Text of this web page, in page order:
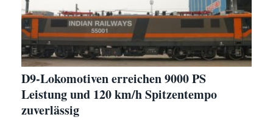
D9-Lokomotiven erreichen 9000 PS
Leistung und 120 km/h Spitzentempo
zuverlässig